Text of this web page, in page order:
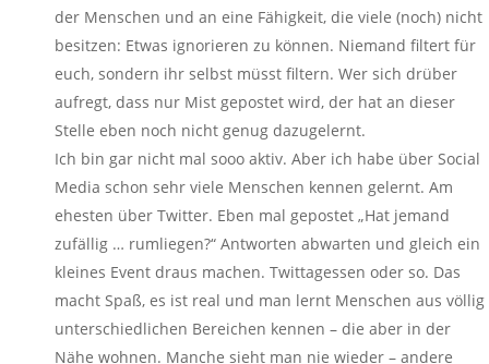
der Menschen und an eine Fähigkeit, die viele (noch) nicht
besitzen: Etwas ignorieren zu können. Niemand filtert für
euch, sondern ihr selbst müsst filtern. Wer sich drüber
aufregt, dass nur Mist gepostet wird, der hat an dieser
Stelle eben noch nicht genug dazugelernt.
Ich bin gar nicht mal sooo aktiv. Aber ich habe über Social
Media schon sehr viele Menschen kennen gelernt. Am
ehesten über Twitter. Eben mal gepostet „Hat jemand
zufällig … rumliegen?“ Antworten abwarten und gleich ein
kleines Event draus machen. Twittagessen oder so. Das
macht Spaß, es ist real und man lernt Menschen aus völlig
unterschiedlichen Bereichen kennen – die aber in der
Nähe wohnen. Manche sieht man nie wieder – andere